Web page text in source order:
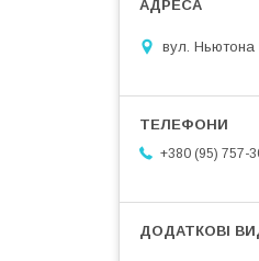
вул. Ньютона
+380 (95) 757-